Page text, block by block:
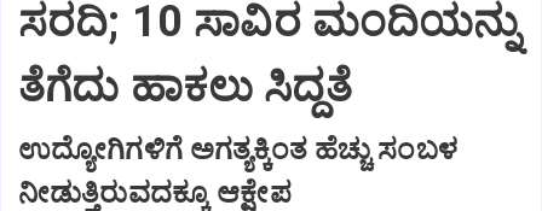
ಸರದಿ; 10 ಸಾವಿರ ಮಂದಿಯನ್ನು
ತೆಗೆದು ಹಾಕಲು ಸಿದ್ದತೆ
ಉದ್ಯೋಗಿಗಳಿಗೆ ಅಗತ್ಯಕ್ಕಿಂತ ಹೆಚ್ಚು ಸಂಬಳ
ನೀಡುತ್ತಿರುವದಕ್ಕೂ ಆಕ್ಷೇಪ